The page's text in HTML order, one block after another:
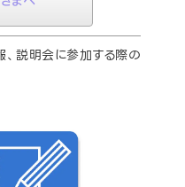
説明会に参加する際の